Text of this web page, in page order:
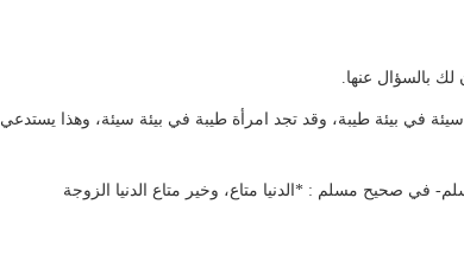
بالسؤال عنها.
في بيئة طيبة، وقد تجد امرأة طيبة في بيئة سيئة، وهذا يستدعي
في صحيح مسلم : *الدنيا متاع، وخير متاع الدنيا الزوجة